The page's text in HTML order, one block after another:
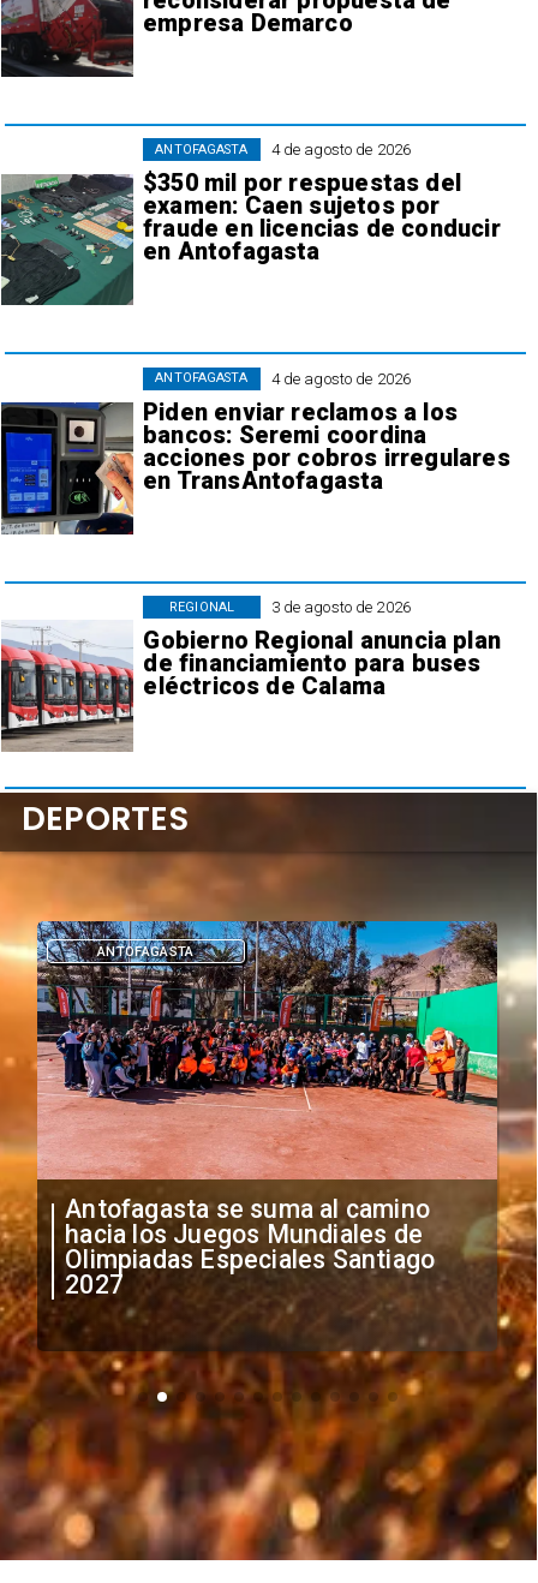
empresa Demarco
4 de agosto de 2026
$350 mil por respuestas del
examen: Caen sujetos por
fraude en licencias de conducir
en Antofagasta
ANTOFAGASTA
4 de agosto de 2026
Piden enviar reclamos a los
bancos: Seremi coordina
acciones por cobros irregulares
en TransAntofagasta
ANTOFAGASTA
3 de agosto de 2026
Gobierno Regional anuncia plan
de financiamiento para buses
eléctricos de Calama
REGIONAL
Antofagasta se suma al camino
hacia los Juegos Mundiales de
Olimpiadas Especiales Santiago
2027
ANTOFAGASTA
DEPORTES